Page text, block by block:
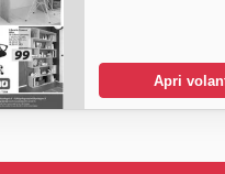
Apri